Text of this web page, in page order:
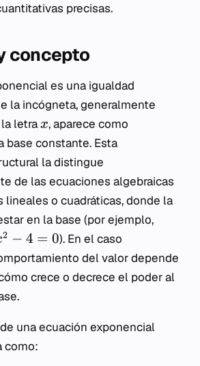
precisas.
concepto
es una igualdad
la incógneta, generalmente
letra x, aparece como
base constante. Esta
la distingue
de las ecuaciones algebraicas
lineales o cuadráticas, donde la
en la base (por ejemplo,
2 − 4 = 0). En el caso
del valor depende
crece o decrece el poder al
una ecuación exponencial
como: